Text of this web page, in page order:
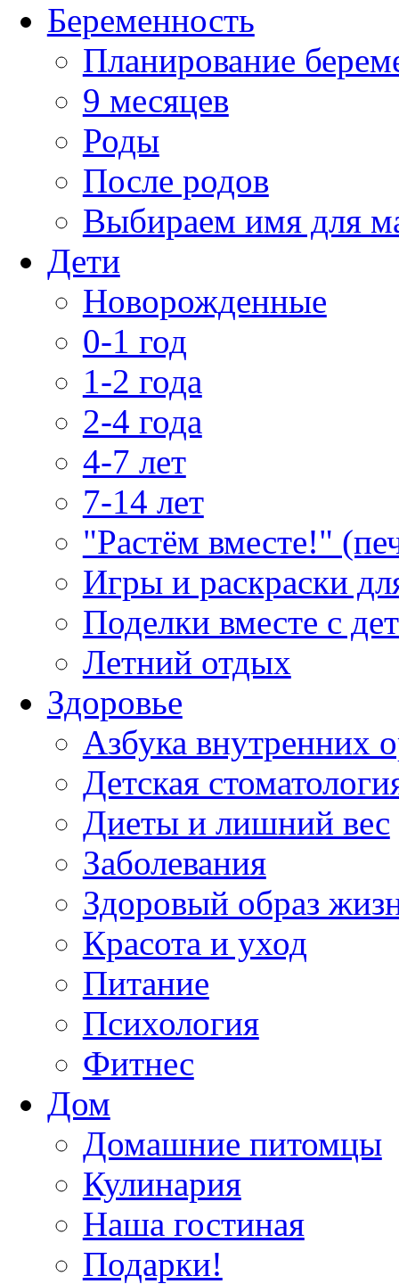
Беременность
Планирование
9 месяцев
Роды
После родов
Выбираем имя для
Дети
Новорожденные
0-1 год
1-2 года
2-4 года
4-7 лет
7-14 лет
"Растём вместе!"
Игры и раскраски
Поделки вместе с
Летний отдых
Здоровье
Азбука внутренних
Детская
Диеты и лишний вес
Заболевания
Здоровый образ
Красота и уход
Питание
Психология
Фитнес
Дом
Домашние питомцы
Кулинария
Наша гостиная
Подарки!